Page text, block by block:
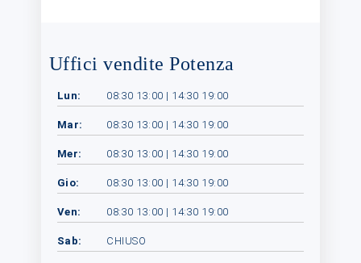
Uffici vendite Potenza
Lun: 08:30 13:00 | 14:30 19:00
Mar: 08:30 13:00 | 14:30 19:00
Mer: 08:30 13:00 | 14:30 19:00
Gio: 08:30 13:00 | 14:30 19:00
Ven: 08:30 13:00 | 14:30 19:00
Sab: CHIUSO